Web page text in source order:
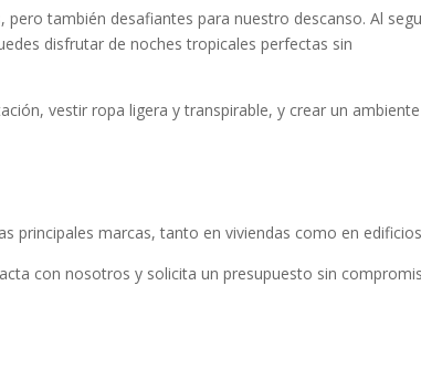
también desafiantes para nuestro descanso. Al
disfrutar de noches tropicales perfectas sin
vestir ropa ligera y transpirable, y crear un ambiente
principales marcas, tanto en viviendas como en
con nosotros y solicita un presupuesto sin